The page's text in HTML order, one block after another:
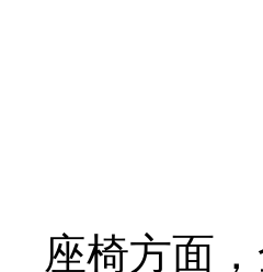
座椅方面